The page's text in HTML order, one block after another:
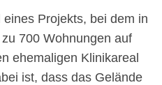
Projekts, bei dem in
700 Wohnungen auf
ehemaligen Klinikareal
ist, dass das Gelände